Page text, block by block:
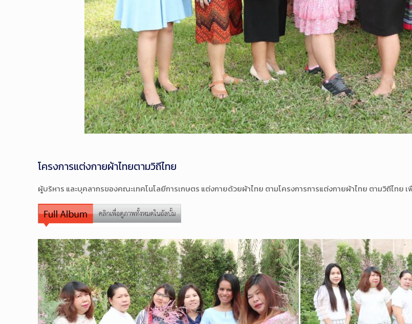
โครงการแต่งกายผ้าไทยตามวิถีไทย
ผู้บริหาร และบุคลากรของคณะเทคโนโลยีการเกษตร แต่งกายด้วยผ้าไทย ตามโครงการการแต่งกายผ้าไทย ตามวิถีไทย